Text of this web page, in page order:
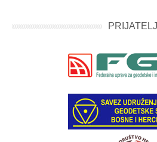
PRIJATELJI